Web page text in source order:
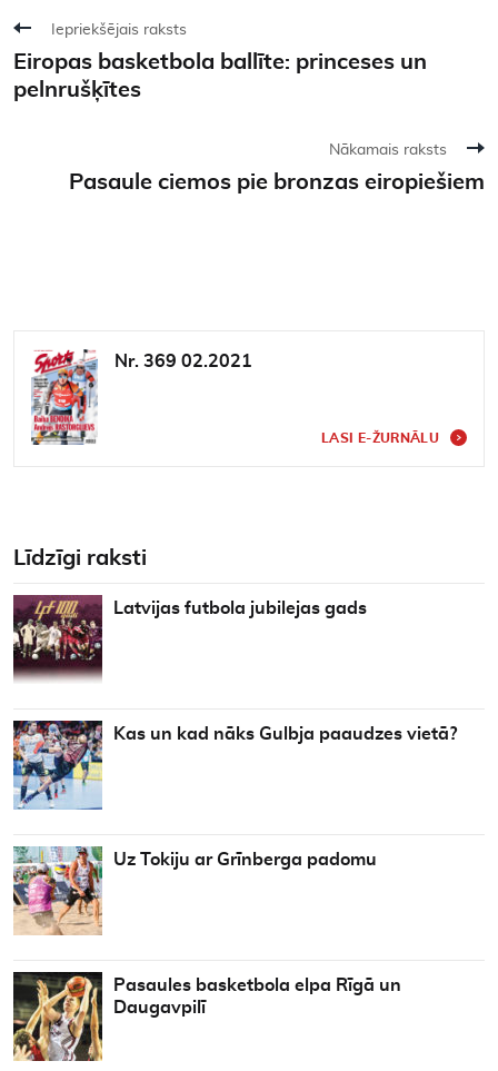
Iepriekšējais raksts
Eiropas basketbola ballīte: princeses un
pelnrušķītes
Nākamais raksts
Pasaule ciemos pie bronzas eiropiešiem
Nr. 369 02.2021
LASI E-ŽURNĀLU
Līdzīgi raksti
Latvijas futbola jubilejas gads
Kas un kad nāks Gulbja paaudzes vietā?
Uz Tokiju ar Grīnberga padomu
Pasaules basketbola elpa Rīgā un
Daugavpilī